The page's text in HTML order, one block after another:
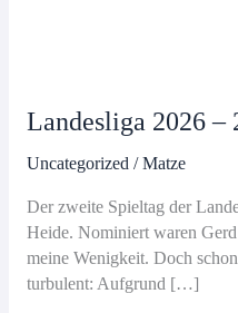
Landesliga 2026 –
Uncategorized /Matze
Der zweite Spieltag der
Heide. Nominiert waren
meine Wenigkeit. Doch
turbulent: Aufgrund […]